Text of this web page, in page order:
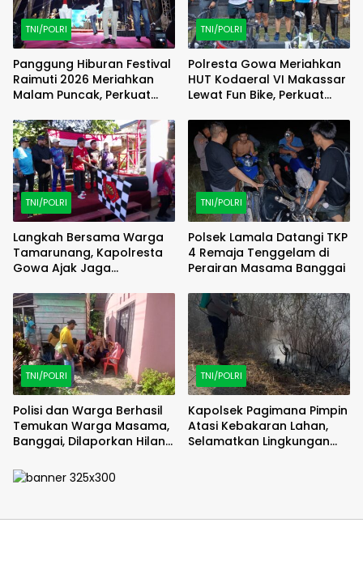
TNI/POLRI
Panggung Hiburan Festival
Raimuti 2026 Meriahkan
Malam Puncak, Perkuat
Rakyat
TNI/POLRI
Polresta Gowa Meriahkan
HUT Kodaeral VI Makassar
Lewat Fun Bike, Perkuat
TNI/POLRI
Langkah Bersama Warga
Tamarunang, Kapolresta
Gowa Ajak Jaga
ke-81
TNI/POLRI
Polsek Lamala Datangi TKP
4 Remaja Tenggelam di
Perairan Masama Banggai
TNI/POLRI
Polisi dan Warga Berhasil
Temukan Warga Masama,
Banggai, Dilaporkan Hilang
TNI/POLRI
Kapolsek Pagimana Pimpin
Atasi Kebakaran Lahan,
Selamatkan Lingkungan